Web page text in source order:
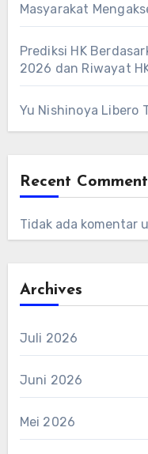
Masyarakat
Prediksi HK
2026 dan Riwayat
Yu Nishinoya Libero
Recent
Tidak ada komentar
Archives
Juli 2026
Juni 2026
Mei 2026